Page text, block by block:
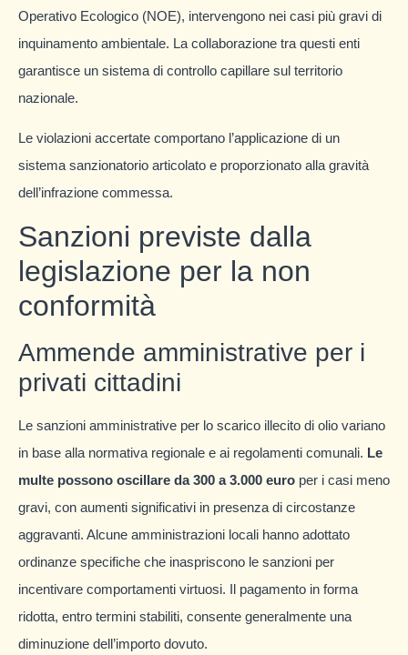
Operativo Ecologico (NOE), intervengono nei casi più gravi di
inquinamento ambientale. La collaborazione tra questi enti
garantisce un sistema di controllo capillare sul territorio
nazionale.
Le violazioni accertate comportano l’applicazione di un
sistema sanzionatorio articolato e proporzionato alla gravità
dell’infrazione commessa.
Sanzioni previste dalla
legislazione per la non
conformità
Ammende amministrative per i
privati cittadini
Le sanzioni amministrative per lo scarico illecito di olio variano
in base alla normativa regionale e ai regolamenti comunali. Le
multe possono oscillare da 300 a 3.000 euro per i casi meno
gravi, con aumenti significativi in presenza di circostanze
aggravanti. Alcune amministrazioni locali hanno adottato
ordinanze specifiche che inaspriscono le sanzioni per
incentivare comportamenti virtuosi. Il pagamento in forma
ridotta, entro termini stabiliti, consente generalmente una
diminuzione dell’importo dovuto.